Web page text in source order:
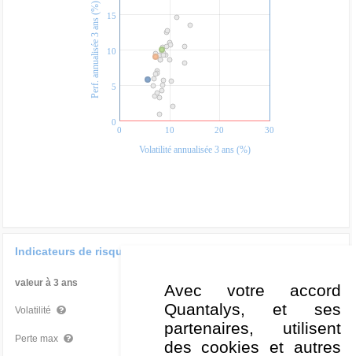
0
5
10
15
Perf. annualisée 3 ans (%)
0 10 20 30
Volatilité annualisée 3 ans (%)
Indicateurs de risque
valeur à 3 ans
Volatilité 5,68 % Très bon
Perte max -6,83 %
Avec votre accord
Quantalys, et ses
partenaires, utilisent
des cookies et autres